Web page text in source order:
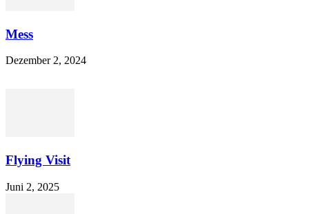
Mess
Dezember 2, 2024
Flying Visit
Juni 2, 2025